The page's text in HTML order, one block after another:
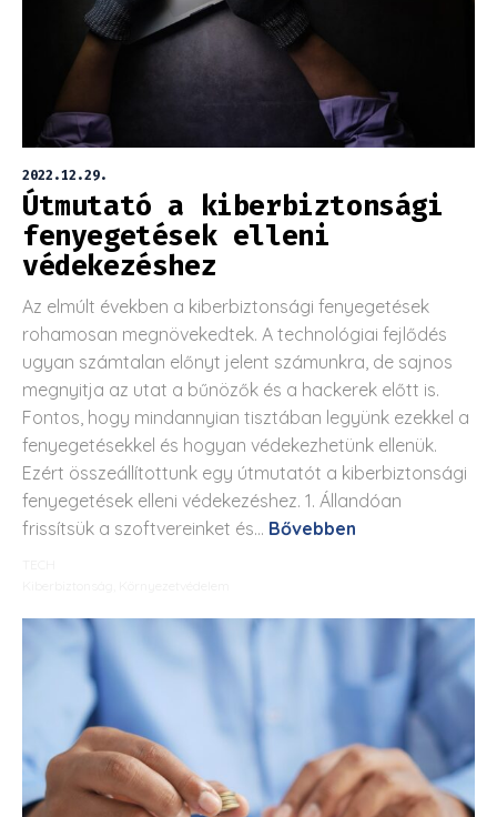
2022.12.29.
Útmutató a kiberbiztonsági
fenyegetések elleni
védekezéshez
Az elmúlt években a kiberbiztonsági fenyegetések
rohamosan megnövekedtek. A technológiai fejlődés
ugyan számtalan előnyt jelent számunkra, de sajnos
megnyitja az utat a bűnözők és a hackerek előtt is.
Fontos, hogy mindannyian tisztában legyünk ezekkel a
fenyegetésekkel és hogyan védekezhetünk ellenük.
Ezért összeállítottunk egy útmutatót a kiberbiztonsági
fenyegetések elleni védekezéshez. 1. Állandóan
frissítsük a szoftvereinket és... Bővebben